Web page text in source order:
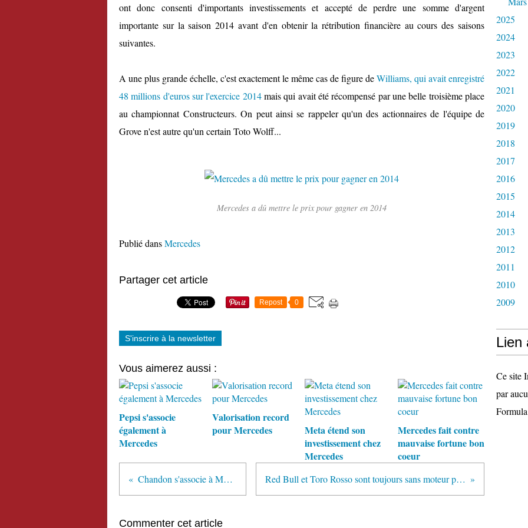
ont donc consenti d'importants investissements et accepté de perdre une somme d'argent
importante sur la saison 2014 avant d'en obtenir la rétribution financière au cours des saisons
suivantes.
A une plus grande échelle, c'est exactement le même cas de figure deWilliams, qui avait enregistré
48 millions d'euros sur l'exercice 2014mais qui avait été récompensé par une belle troisième place
au championnat Constructeurs. On peut ainsi se rappeler qu'un des actionnaires de l'équipe de
Grove n'est autre qu'un certain Toto Wolff...
Mercedes a dû mettre le prix pour gagner en 2014
Publié dansMercedes
Partager cet article
Repost 0
S'inscrire à la newsletter
Vous aimerez aussi :
Pepsi s'associe
également à
Mercedes
Valorisation record
pour Mercedes
Meta étend son
investissement chez
Mercedes
Mercedes fait contre
mauvaise fortune bon
coeur
Chandon s'associe à McLaren Red Bull et Toro Rosso sont toujours sans moteur pour 2016
Commenter cet article
2025
2024
2023
2022
2021
2020
2019
2018
2017
2016
2015
2014
2013
2012
2011
2010
2009
Lien
Ce site
par